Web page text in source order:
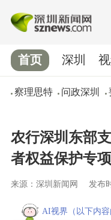
首页
察理思特 问政深圳
深圳
农行深圳东部
者权益保护专
来源：深圳新闻网 发布
AI视界 （以下内